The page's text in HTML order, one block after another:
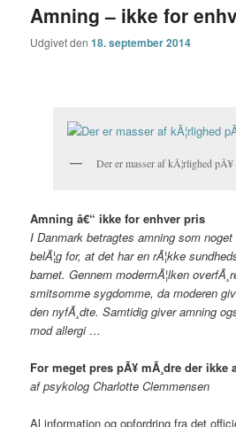
Amning – ikke for
Udgivet den18. september 2014
Der er masser af kÃ¦rlighed pÃ¥
Amning â€“ ikke for enhver pris
I Danmark betragtes amning som
belÃ¦g for, at det har en rÃ¦kke
barnet. Gennem modermÃ¦lken
smitsomme sygdomme, da moderen
den nyfÃ¸dte. Samtidig giver amning
mod allergi …
For meget pres pÃ¥ mÃ¸dre der ikke
af psykolog Charlotte Clemmensen
Al information og opfordring fra det